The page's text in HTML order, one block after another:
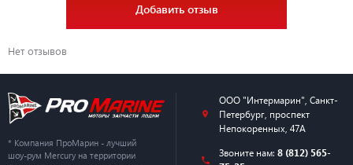
Добавить отзыв
Нет отзывов
* Компания ПроМарин - лучший
шоу-рум Mercury на территории
ООО "Интермарин" Санкт-
Петербург, проспект
Непокоренных, 47А
Звоните нам: 8 (812) 565-